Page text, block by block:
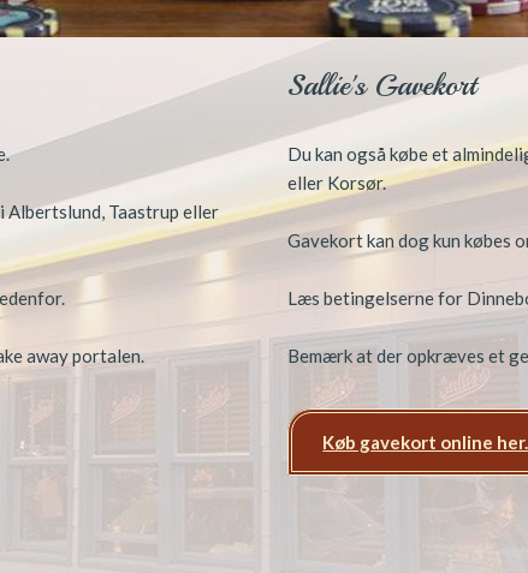
Albertslund, Taastrup eller
away portalen.
​Sallie's Gavekort
Du kan også købe et
eller Korsør.
Gavekort kan dog kun købes
Læs betingelserne for
Bemærk at der opkræves et
Køb gavekort online her.